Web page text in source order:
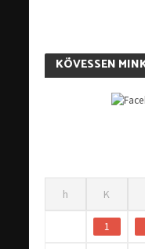
KÖVESSEN
h K
1